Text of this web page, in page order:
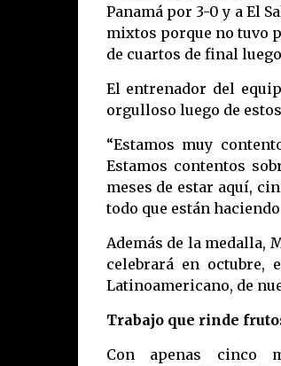
Panamá por 3-0 y a El
mixtos porque no tuvo
de cuartos de final
El entrenador del
orgulloso luego de
“Estamos muy
Estamos contentos
meses de estar aquí,
todo que están
Además de la medalla,
celebrará en octubre,
Latinoamericano, de
Trabajo que rinde
Con apenas cinco